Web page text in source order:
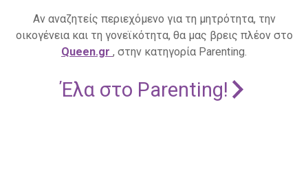
Αν αναζητείς περιεχόμενο για τη μητρότητα, την
οικογένεια και τη γονεϊκότητα, θα μας βρεις πλέον στο
Queen.gr , στην κατηγορία Parenting.
Έλα στο Parenting!